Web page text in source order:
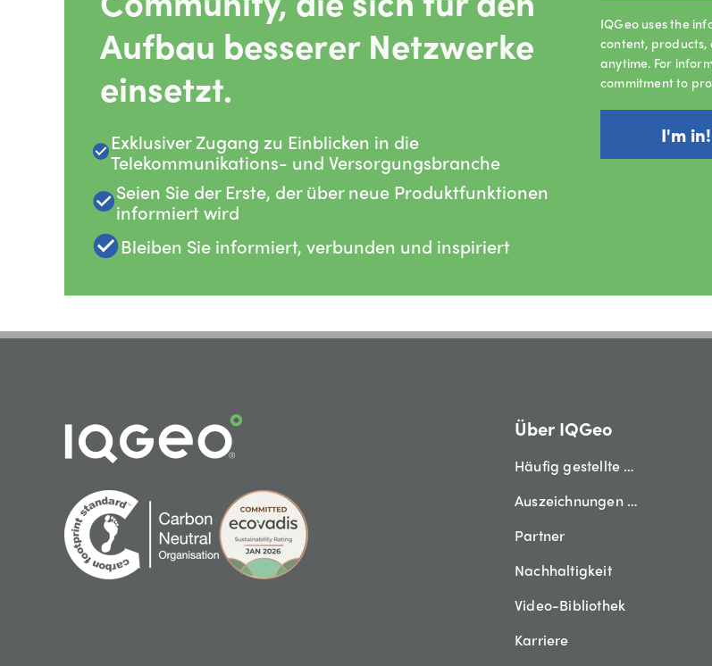
Aufbau besserer Netzwerke
einsetzt.
Exklusiver Zugang zu Einblicken in die
Telekommunikations- und Versorgungsbranche
Seien Sie der Erste, der über neue Produktfunktionen
informiert wird
Bleiben Sie informiert, verbunden und inspiriert
IQGeo uses the
content, products,
anytime. For
commitment to
Über IQGeo
Häufig gestellte Fragen
Auszeichnungen der Industrie
Partner
Nachhaltigkeit
Video-Bibliothek
Karriere